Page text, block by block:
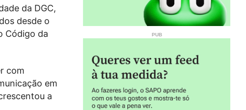
da DGC,
desde o
Código da
com
em
a